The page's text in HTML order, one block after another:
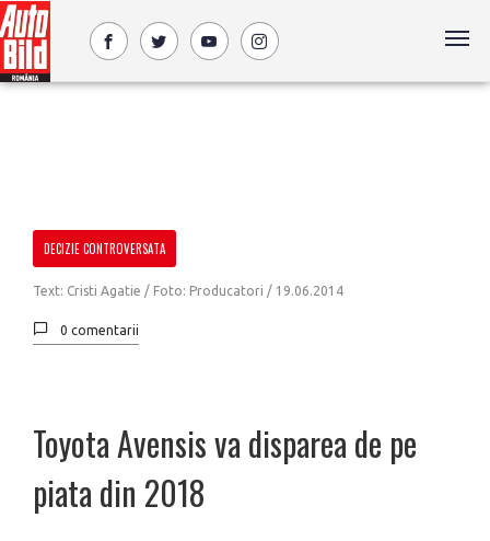
DECIZIE CONTROVERSATA
Text: Cristi Agatie / Foto: Producatori / 19.06.2014
0 comentarii
Toyota Avensis va disparea de pe
piata din 2018